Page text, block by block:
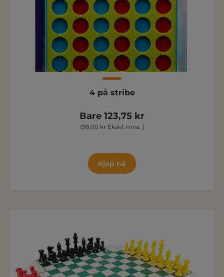
4 på stribe
Bare 123,75 kr
(99,00 kr Ekskl. mva. )
Kjøp nå